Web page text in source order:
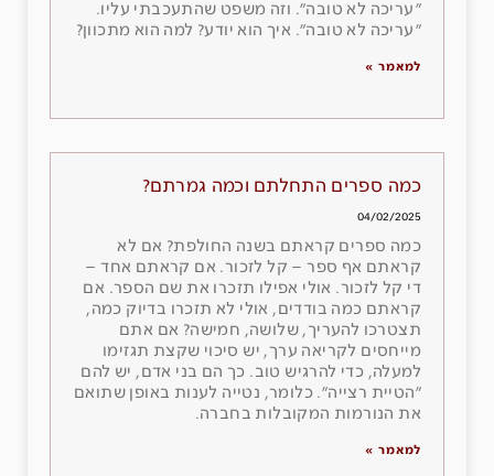
״עריכה לא טובה״. וזה משפט שהתעכבתי עליו.
״עריכה לא טובה״. איך הוא יודע? למה הוא מתכוון?
למאמר »
כמה ספרים התחלתם וכמה גמרתם?
04/02/2025
כמה ספרים קראתם בשנה החולפת? אם לא
קראתם אף ספר – קל לזכור. אם קראתם אחד –
די קל לזכור. אולי אפילו תזכרו את שם הספר. אם
קראתם כמה בודדים, אולי לא תזכרו בדיוק כמה,
תצטרכו להעריך, שלושה, חמישה? אם אתם
מייחסים לקריאה ערך, יש סיכוי שקצת תגזימו
למעלה, כדי להרגיש טוב. כך הם בני אדם, יש להם
״הטיית רצייה״. כלומר, נטייה לענות באופן שתואם
את הנורמות המקובלות בחברה.
למאמר »